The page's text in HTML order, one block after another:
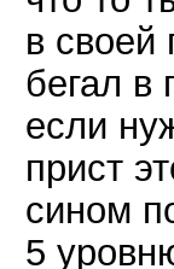
в своей
бегал в
если
прист
сином
5